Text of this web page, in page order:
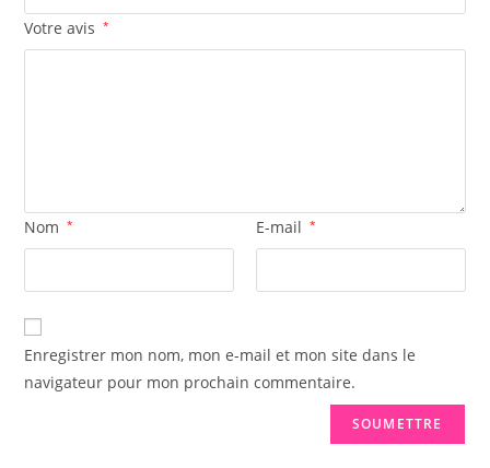
Votre avis *
Nom * E-mail *
Enregistrer mon nom, mon e-mail et mon site dans le
navigateur pour mon prochain commentaire.